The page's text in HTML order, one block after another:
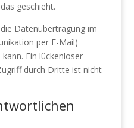
geschieht.
Datenübertragung im
per E-Mail)
Ein lückenloser
durch Dritte ist nicht